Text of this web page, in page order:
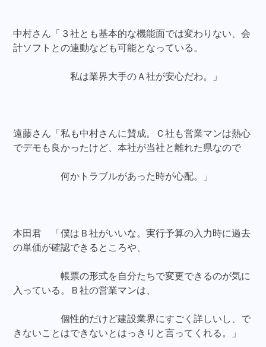
中村さん「３社とも基本的な機能面では変わりない、会
計ソフトとの連動なども可能となっている。
私は業界大手のＡ社が安心だわ。」
遠藤さん「私も中村さんに賛成。Ｃ社も営業マンは熱心
でデモも良かったけど、本社が当社と離れた県なので
何かトラブルがあった時が心配。」
本田君 「僕はＢ社がいいな。実行予算の入力時に過去
の単価が確認できるところや、
帳票の形式を自分たちで変更できるのが気に
入っている。Ｂ社の営業マンは、
個性的だけど建設業界にすごく詳しいし、で
きないことはできないとはっきりと言ってくれる。」